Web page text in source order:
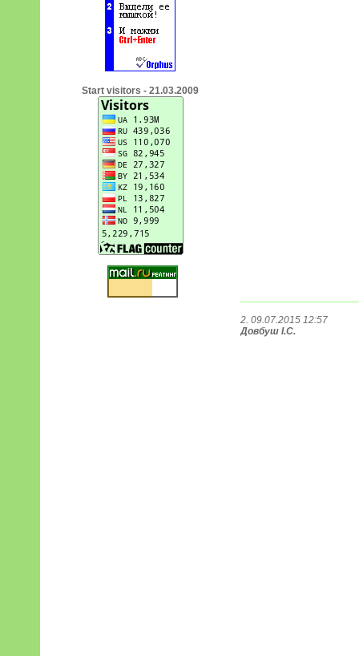
Start visitors - 21.03.2009
2. 09.07.2015 12:57
Довбуш І.С.